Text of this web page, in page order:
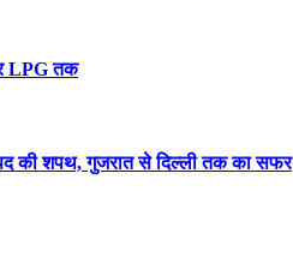
LPG तक
पद की शपथ, गुजरात से दिल्ली तक का सफर